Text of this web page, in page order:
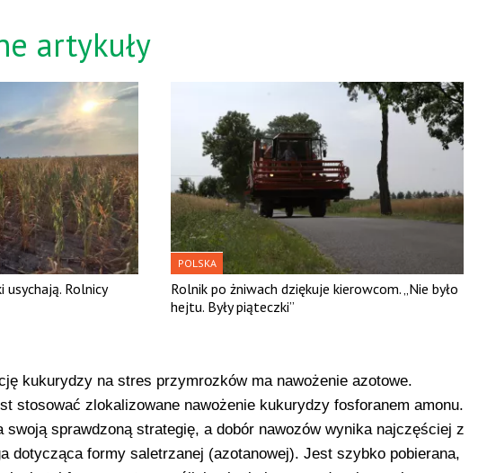
artykuły
usychają. Rolnicy
POLSKA
Rolnik po żniwach dziękuje kierowcom. „Nie było
hejtu. Były piąteczki”
kukurydzy na stres przymrozków ma nawożenie azotowe.
stosować zlokalizowane nawożenie kukurydzy fosforanem amonu.
swoją sprawdzoną strategię, a dobór nawozów wynika najczęściej z
dotycząca formy saletrzanej (azotanowej). Jest szybko pobierana,